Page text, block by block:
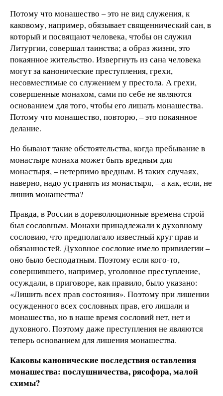
Потому что монашество – это не вид служения, к
каковому, например, обязывает священнический сан, в
который и посвящают человека, чтобы он служил
Литургии, совершал таинства; а образ жизни, это
покаянное жительство. Извергнуть из сана человека
могут за канонические преступления, грехи,
несовместимые со служением у престола. А грехи,
совершенные монахом, сами по себе не являются
основанием для того, чтобы его лишать монашества.
Потому что монашество, повторю, – это покаянное
делание.
Но бывают такие обстоятельства, когда пребывание в
монастыре монаха может быть вредным для
монастыря, – нетерпимо вредным. В таких случаях,
наверно, надо устранять из монастыря, – а как, если, не
лишив монашества?
Правда, в России в дореволюционные времена строй
был сословным. Монахи принадлежали к духовному
сословию, что предполагало известный круг прав и
обязанностей. Духовное сословие имело привилегии –
оно было бесподатным. Поэтому если кого-то,
совершившего, например, уголовное преступление,
осуждали, в приговоре, как правило, было указано:
«Лишить всех прав состояния». Поэтому при лишении
осужденного всех сословных прав, его лишали и
монашества, но в наше время сословий нет, нет и
духовного. Поэтому даже преступления не являются
теперь основанием для лишения монашества.
Каковы канонические последствия оставления
монашества: послушничества, рясофора, малой
схимы?